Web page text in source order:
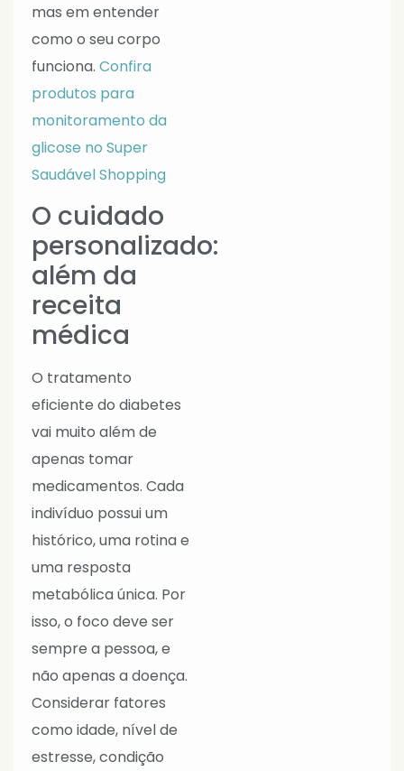
mas em entender
como o seu corpo
funciona. Confira
produtos para
monitoramento da
glicose no Super
Saudável Shopping
O cuidado
personalizado:
além da
receita
médica
O tratamento
eficiente do diabetes
vai muito além de
apenas tomar
medicamentos. Cada
indivíduo possui um
histórico, uma rotina e
uma resposta
metabólica única. Por
isso, o foco deve ser
sempre a pessoa, e
não apenas a doença.
Considerar fatores
como idade, nível de
estresse, condição